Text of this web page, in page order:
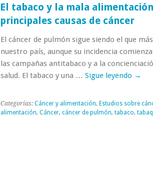
El tabaco y la mala
principales causas de cáncer
El cáncer de pulmón sigue siendo el que
nuestro país, aunque su incidencia
las campañas antitabaco y a la
salud. El tabaco y una … Sigue leyendo →
Categorías: Cáncer y alimentación, Estudios sobre
alimentación, Cáncer, cáncer de pulmón, tabaco,